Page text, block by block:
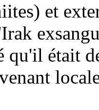
et
qu'il était